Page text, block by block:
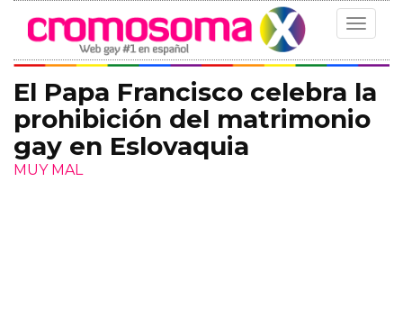
Toggle
El Papa Francisco celebra la
prohibición del matrimonio
gay en Eslovaquia
MUY MAL